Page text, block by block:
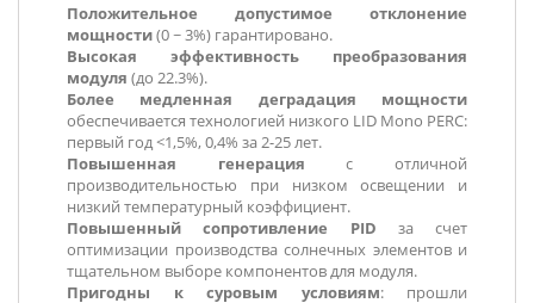
Положительное допустимое отклонение
мощности(0 ~ 3%) гарантировано.
Высокая эффективность преобразования
модуля (до 22.3%).
Более медленная деградация мощности
обеспечивается технологией низкого LID Mono PERC:
первый год <1,5%, 0,4% за 2-25 лет.
Повышенная генерация с отличной
производительностью при низком освещении и
низкий температурный коэффициент.
Повышенный сопротивление PID за счет
оптимизации производства солнечных элементов и
тщательном выборе компонентов для модуля.
Пригодны к суровым условиям: прошли